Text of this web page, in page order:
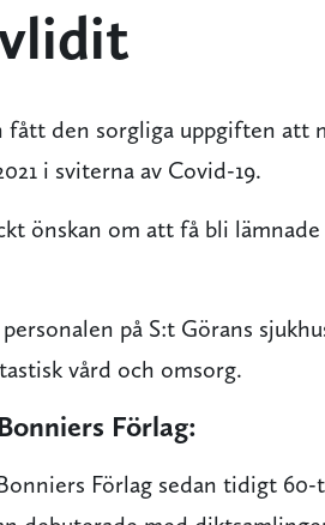
fått den sorgliga uppgiften att
i sviterna av Covid-19.
önskan om att få bli
på S:t Görans
vård och omsorg.
Förlag:
Förlag sedan tidigt